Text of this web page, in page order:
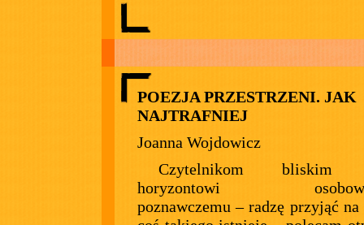
POEZJA PRZESTRZENI. JAK
NAJTRAFNIEJ
Joanna Wojdowicz
Czytelnikom bliskim
horyzontowi
poznawczemu – radzę przyjąć